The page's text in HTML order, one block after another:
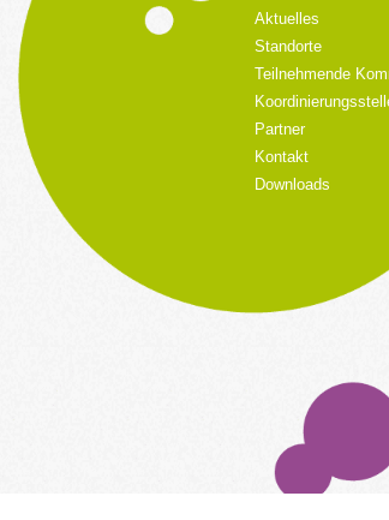
Aktuelles
Standorte
Teilnehmende
Partner
Kontakt
Downloads